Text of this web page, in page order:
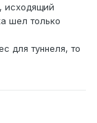
исходящий
шел только
для туннеля, то